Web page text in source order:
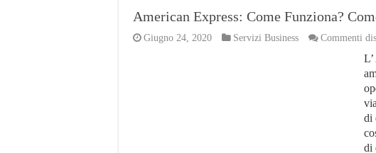
American Express: Come Funziona?
Giugno 24, 2020 Servizi Business Commenti
di
di